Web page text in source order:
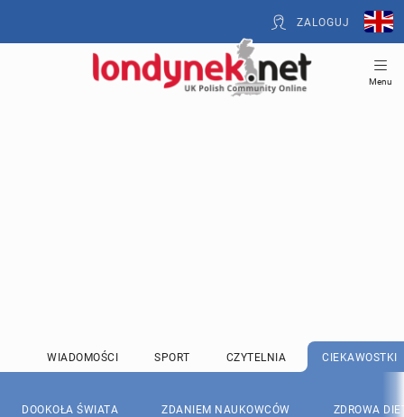
ZALOGUJ
Menu
WIADOMOŚCI SPORT CZYTELNIA CIEKAWOSTKI
DOOKOŁA ŚWIATA ZDANIEM NAUKOWCÓW ZDROWA